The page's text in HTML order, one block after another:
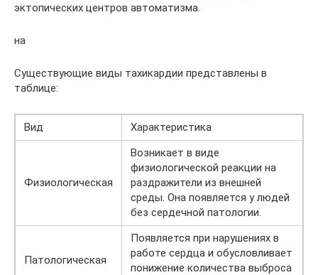
эктопических центров автоматизма.
на
Существующие виды тахикардии представлены в
таблице:
Вид Характеристика
Физиологическая
Возникает в виде
физиологической реакции на
раздражители из внешней
среды. Она появляется у людей
без сердечной патологии.
Патологическая
Появляется при нарушениях в
работе сердца и обусловливает
понижение количества выброса